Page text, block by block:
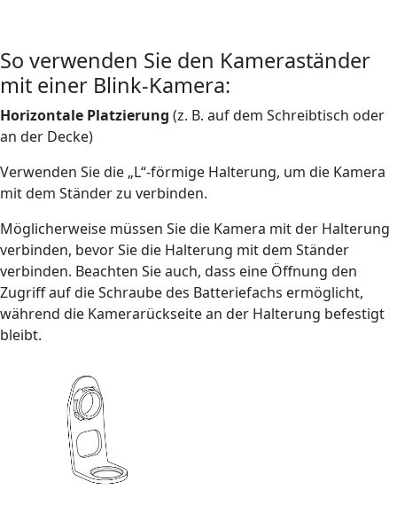
So verwenden Sie den Kameraständer
mit einer Blink-Kamera:
Horizontale Platzierung (z. B. auf dem Schreibtisch oder
an der Decke)
Verwenden Sie die „L“-förmige Halterung, um die Kamera
mit dem Ständer zu verbinden.
Möglicherweise müssen Sie die Kamera mit der Halterung
verbinden, bevor Sie die Halterung mit dem Ständer
verbinden. Beachten Sie auch, dass eine Öffnung den
Zugriff auf die Schraube des Batteriefachs ermöglicht,
während die Kamerarückseite an der Halterung befestigt
bleibt.